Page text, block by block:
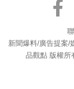
遊
新聞爆料/廣告提案/
品觀點 版權所